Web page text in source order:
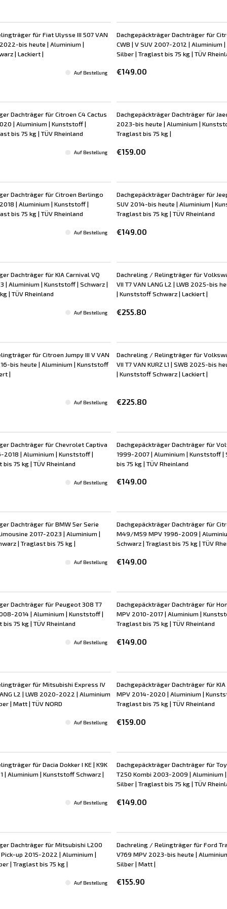
für Fiat Ulysse III 507 VAN
bis heute | Aluminium |
| Lackiert |
Auf Bestellung
Dachgepäckträger Dachträger für
CWB | V SUV 2007-2012 | Aluminium
Silber | Traglast bis 75 kg | TÜV
€149.00
Dachträger für Citroen C4 Cactus
| Aluminium | Kunststoff |
bis 75 kg | TÜV Rheinland
Auf Bestellung
Dachgepäckträger Dachträger für
2023-bis heute | Aluminium |
Traglast bis 75 kg |
€159.00
Dachträger für Citroen Berlingo
| Aluminium | Kunststoff |
bis 75 kg | TÜV Rheinland
Auf Bestellung
Dachgepäckträger Dachträger für
SUV 2014-bis heute | Aluminium |
Traglast bis 75 kg | TÜV Rheinland
€149.00
Dachträger für KIA Carnival VQ
| Aluminium | Kunststoff | Schwarz |
| TÜV Rheinland
Auf Bestellung
Dachreling / Relingträger für
VII T7 VAN LANG L2 | LWB 2025-bis
| Kunststoff Schwarz | Lackiert |
€255.80
für Citroen Jumpy III V VAN
bis heute | Aluminium | Kunststoff
|
Auf Bestellung
Dachreling / Relingträger für
VII T7 VAN KURZ L1 | SWB 2025-bis
| Kunststoff Schwarz | Lackiert |
€225.80
Dachträger für Chevrolet Captiva
2018 | Aluminium | Kunststoff |
75 kg | TÜV Rheinland
Auf Bestellung
Dachgepäckträger Dachträger für
1999-2007 | Aluminium | Kunststoff |
bis 75 kg | TÜV Rheinland
€149.00
Dachträger für BMW 5er Serie
2017-2023 | Aluminium |
| Traglast bis 75 kg |
Auf Bestellung
Dachgepäckträger Dachträger für
M49/M59 MPV 1996-2009 |
Schwarz | Traglast bis 75 kg | TÜV
€149.00
Dachträger für Peugeot 308 T7
2014 | Aluminium | Kunststoff |
75 kg | TÜV Rheinland
Auf Bestellung
Dachgepäckträger Dachträger für
MPV 2010-2017 | Aluminium |
Traglast bis 75 kg | TÜV Rheinland
€149.00
für Mitsubishi Express IV
L2 | LWB 2020-2022 | Aluminium
| Matt | TÜV NORD
Auf Bestellung
Dachgepäckträger Dachträger für KIA
MPV 2014-2020 | Aluminium |
Traglast bis 75 kg | TÜV Rheinland
€159.00
für Dacia Dokker I KE | K9K
| Aluminium | Kunststoff Schwarz |
Auf Bestellung
Dachgepäckträger Dachträger für
T250 Kombi 2003-2009 | Aluminium
Silber | Traglast bis 75 kg | TÜV
€149.00
Dachträger für Mitsubishi L200
Pick-up 2015-2022 | Aluminium |
| Traglast bis 75 kg |
Auf Bestellung
Dachreling / Relingträger für Ford
V769 MPV 2023-bis heute |
Silber | Matt |
€155.90